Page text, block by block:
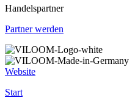
Handelspartner
Partner werden
Website
Start